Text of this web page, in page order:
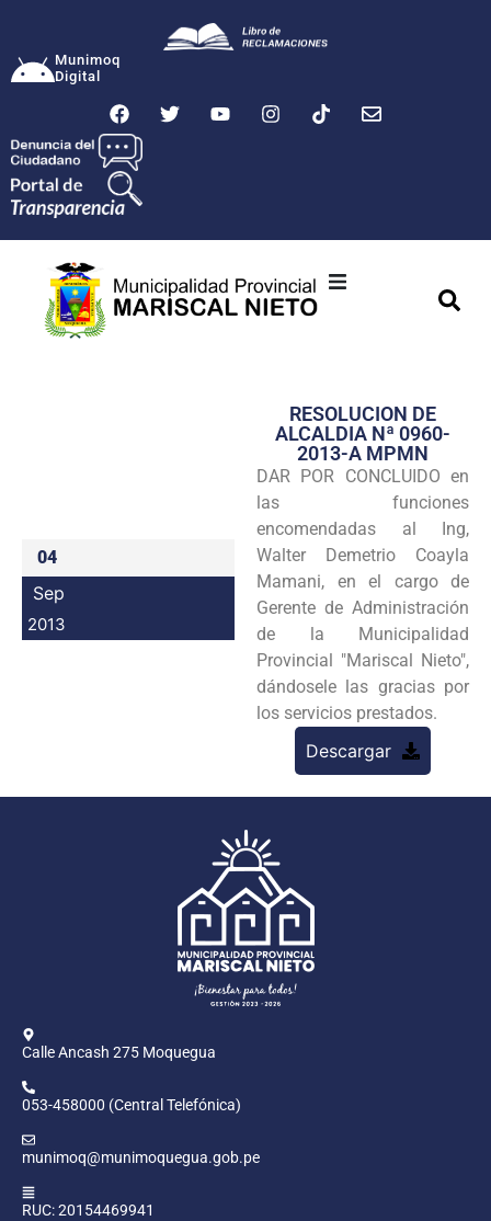
Munimoq
Digital
Transparencia
Seguridad
Programas
Intranet
04
Sep
2013
RESOLUCION DE
ALCALDIA Nª 0960-
2013-A MPMN
DAR POR CONCLUIDO en
las funciones
encomendadas al Ing,
Walter Demetrio Coayla
Mamani, en el cargo de
Gerente de Administración
de la Municipalidad
Provincial "Mariscal Nieto",
dándosele las gracias por
los servicios prestados.
Descargar
Calle Ancash 275 Moquegua
053-458000 (Central Telefónica)
munimoq@munimoquegua.gob.pe
RUC: 20154469941